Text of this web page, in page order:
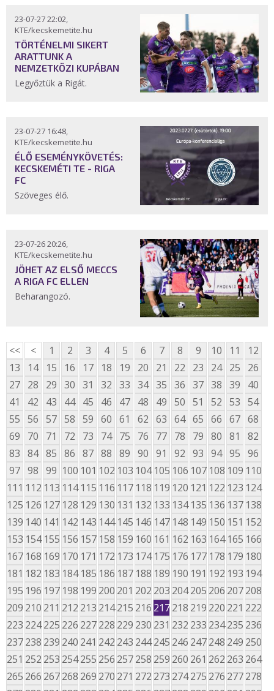
23-07-27 22:02,
KTE/kecskemetite.hu
TÖRTÉNELMI SIKERT
ARATTUNK A
NEMZETKÖZI KUPÁBAN
Legyőztük a Rigát.
23-07-27 16:48,
KTE/kecskemetite.hu
ÉLŐ ESEMÉNYKÖVETÉS:
KECSKEMÉTI TE - RIGA
FC
Szöveges élő.
23-07-26 20:26,
KTE/kecskemetite.hu
JÖHET AZ ELSŐ MECCS
A RIGA FC ELLEN
Beharangozó.
<< < 1 2 3 4 5 6 7 8 9 10 11
12
13
14 15 16 17 18 19 20 21 22 23 24 25
26
27 28 29 30 31 32 33 34 35 36 37 38 39
40
41
42 43 44 45 46 47 48 49 50 51 52 53 54
55 56 57 58 59 60 61 62 63 64 65 66 67 68
69
70 71 72 73 74 75 76 77 78 79 80 81
82
83 84 85 86 87 88 89 90 91 92 93 94 95 96
97 98 99 100 101 102 103 104 105 106 107 108 109 110
111 112 113 114 115 116 117 118 119 120 121 122 123 124
125 126 127 128 129 130 131 132 133 134 135 136 137 138
139 140 141 142 143 144 145 146 147 148 149 150 151 152
153 154 155 156 157 158 159 160 161 162 163 164 165 166
167 168 169 170 171 172 173 174 175 176 177 178 179 180
181 182 183 184 185 186 187 188 189 190 191 192 193 194
195 196 197 198 199 200 201 202 203 204205 206 207208
209 210 211 212 213 214215 216 217218 219 220 221 222
223 224225 226 227228 229 230 231 232 233 234235 236
237238 239 240 241 242 243 244245 246 247248 249 250
251 252 253 254255 256 257258 259 260 261 262 263 264
265 266 267268 269 270 271 272 273 274275 276 277278